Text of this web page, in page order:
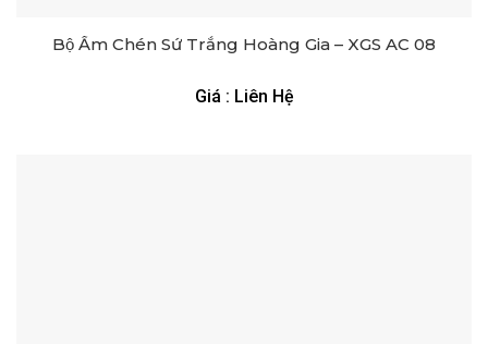
Bộ Ấm Chén Sứ Trắng Hoàng Gia – XGS AC 08
Giá : Liên Hệ